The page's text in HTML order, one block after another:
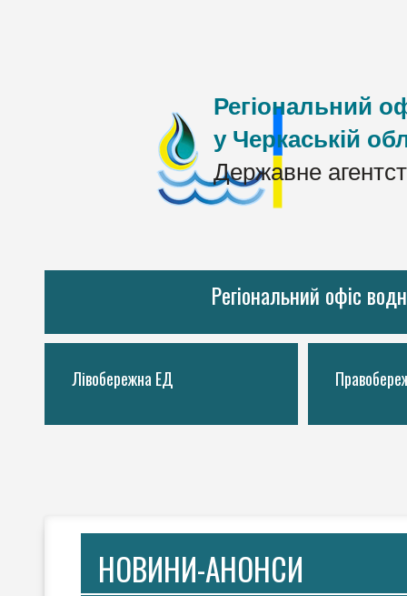
Регіональний
у Черкаській
Державне
Регіональний офіс
Лівобережна ЕД
НОВИНИ-АНОНСИ